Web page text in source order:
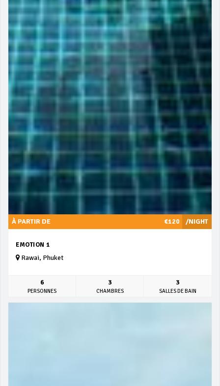
/NIGHT
À PARTIR DE €120
EMOTION 1
Rawai, Phuket
6
PERSONNES
3
CHAMBRES
3
SALLES DE BAIN